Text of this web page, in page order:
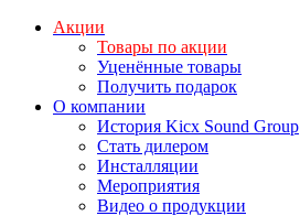
Акции
Товары по акции
Уценённые товары
Получить подарок
О компании
История Kicx Sound Group
Стать дилером
Инсталляции
Мероприятия
Видео о продукции